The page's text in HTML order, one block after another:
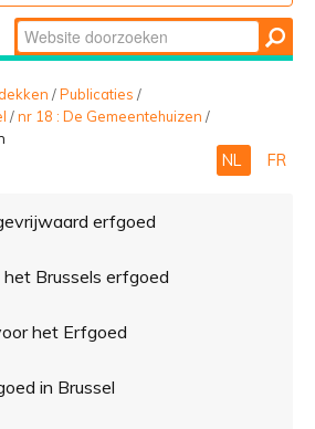
Zoek
Geavanceerd
zoeken...
/Publicaties /
/nr 18 : De Gemeentehuizen /
NL FR
erfgoed
Brussels erfgoed
het Erfgoed
in Brussel